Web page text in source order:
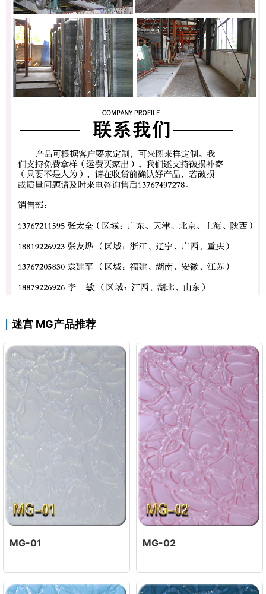
迷宫 MG产品推荐
MG-01 MG-02